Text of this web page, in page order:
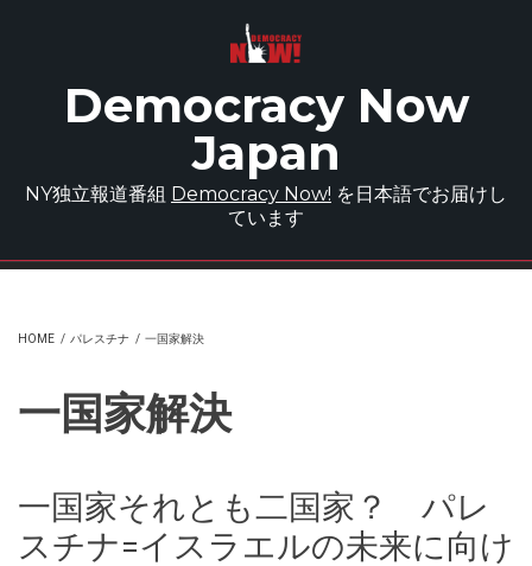
Democracy Now
Japan
NY独立報道番組 Democracy Now! を日本語でお届けし
ています
HOME / パレスチナ / 一国家解決
一国家解決
一国家それとも二国家？ パレ
スチナ=イスラエルの未来に向け